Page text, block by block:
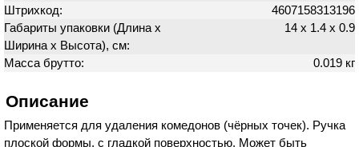
Штрихкод:
4607158313196
Габариты упаковки (Длина х
Ширина х Высота), см:
14 х 1.4 х 0.9
Масса брутто: 0.019 кг
Описание
Применяется для удаления комедонов (чёрных точек). Ручка
плоской формы, с гладкой поверхностью. Может быть